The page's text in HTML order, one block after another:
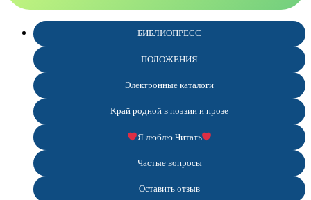
БИБЛИОПРЕСС
ПОЛОЖЕНИЯ
Электронные каталоги
Край родной в поэзии и прозе
Я люблю Читать
Частые вопросы
Оставить отзыв